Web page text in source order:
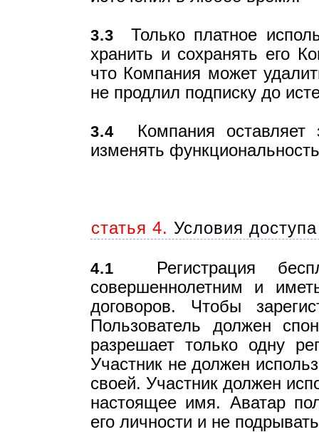
3.3 Только платное
хранить и сохранять его
что Компания может
не продлил подписку до
3.4 Компания оставляет
изменять
статья 4. Условия
4.1 Регистрация
совершеннолетним и
договоров. Чтобы
Пользователь должен
разрешает только одну
Участник не должен
своей. Участник должен
настоящее имя. Аватар
его личности и не